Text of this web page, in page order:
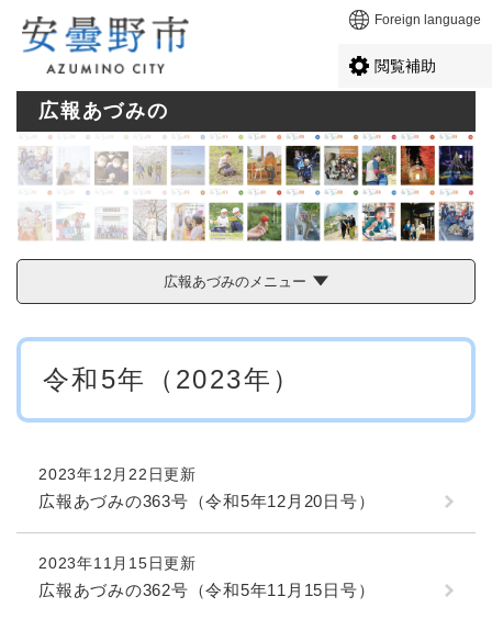
メニューを飛ばして本文へ Foreign language
閲覧補助
広報あづみの
広報あづみのメニュー
本
令和5年（2023年）
2023年12月22日更新
広報あづみの363号（令和5年12月20日号）
2023年11月15日更新
広報あづみの362号（令和5年11月15日号）